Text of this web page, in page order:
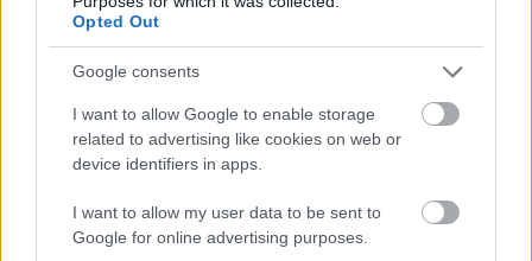
Opted Out
Google consents
I want to allow Google to enable storage
related to advertising like cookies on web or
device identifiers in apps.
I want to allow my user data to be sent to
Google for online advertising purposes.
Györfi Mihály több tucat vállalkozással egyeztetett a
kerékpárgyár dolgozóinak megsegítéséről
41 fok fölé forrósodott az ország, Szolnokon pedig egy másik
rekord is megdőlt
Egy telefonhívást akart, végül rendőrök vitték el a mezőtúri
A Tisza kormány minisztere újabb nagy változásokról döntött
a közoktatásban – például az iskolaigazgatók visszakapják